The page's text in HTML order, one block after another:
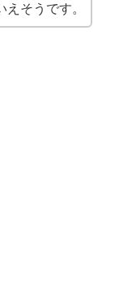
そうです。